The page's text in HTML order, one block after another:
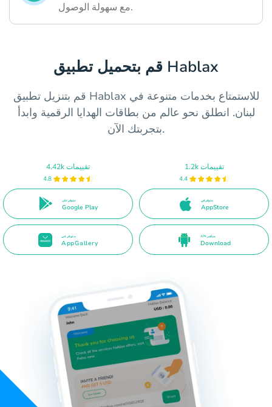
مع سهولة الوصول.
قم بتحميل تطبيق Hablax
قم بتنزيل تطبيق Hablax للاستمتاع بخدمات متنوعة في
لبنان. انطلق نحو عالم من بطاقات الهدايا الرقمية وابدأ
بتجربتك الآن.
4.42k تقييمات
4.8
متوفر على
Google Play
1.2k تقييمات
4.4
متوفر في
AppStore
متوفر في
AppGallery
APK مباشر
Download